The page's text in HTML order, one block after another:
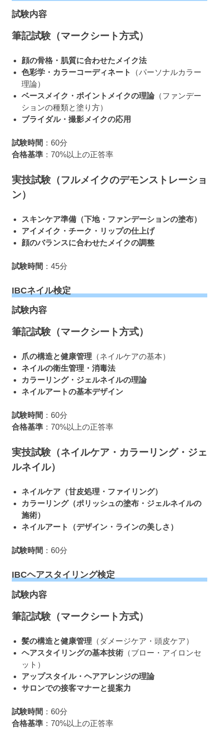
試験内容
筆記試験（マークシート方式）
顔の骨格・肌質に合わせたメイク法
色彩学・カラーコーディネート
（パーソナルカラー
理論）
ベースメイク・ポイントメイクの理論（ファンデー
ションの種類と塗り方）
ブライダル・撮影メイクの応用
試験時間 ：60分
合格基準 ：70%以上の正答率
実技試験（フルメイクのデモンストレーショ
ン）
スキンケア準備（下地・ファンデーションの塗布）
アイメイク・チーク・リップの仕上げ
顔のバランスに合わせたメイクの調整
試験時間 ：45分
IBCネイル検定
試験内容
筆記試験（マークシート方式）
爪の構造と健康管理 （ネイルケアの基本）
ネイルの衛生管理・消毒法
カラーリング・ジェルネイルの理論
ネイルアートの基本デザイン
試験時間 ：60分
合格基準 ：70%以上の正答率
実技試験（ネイルケア・カラーリング・ジェ
ルネイル）
ネイルケア（甘皮処理・ファイリング）
カラーリング（ポリッシュの塗布・ジェルネイルの
施術）
ネイルアート（デザイン・ラインの美しさ）
試験時間 ：60分
IBCヘアスタイリング検定
試験内容
筆記試験（マークシート方式）
髪の構造と健康管理 （ダメージケア・頭皮ケア）
ヘアスタイリングの基本技術 （ブロー・アイロンセ
ット）
アップスタイル・ヘアアレンジの理論
サロンでの接客マナーと提案力
試験時間 ：60分
合格基準 ：70%以上の正答率